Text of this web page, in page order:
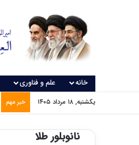
خانه علم و فناوری
یکشنبه, ۱۸ مرداد ۱۴۰۵ خبر مهم
نانوبلور طلا